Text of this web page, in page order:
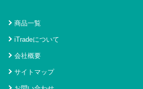
商品一覧
iTradeについて
会社概要
サイトマップ